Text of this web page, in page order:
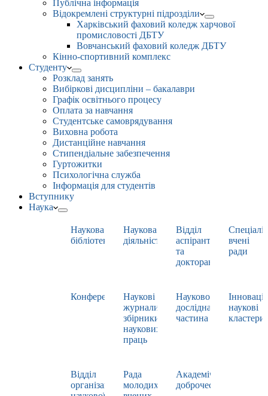
Публічна інформація
Відокремлені структурні підрозділи
Харківський фаховий коледж харчової
промисловості ДБТУ
Вовчанський фаховий коледж ДБТУ
Кінно-спортивний комплекс
Студенту
Розклад занять
Вибіркові дисципліни – бакалаври
Графік освітнього процесу
Оплата за навчання
Студентське самоврядування
Виховна робота
Дистанційне навчання
Стипендіальне забезпечення
Гуртожитки
Психологічна служба
Інформація для студентів
Вступнику
Наука
Наукова
бібліотека
Наукова
діяльність
Відділ
аспірантури
та
докторантури
вчені
ради
Конференції
Наукові
журнали,
збірники
наукових
праць
Науково-
дослідна
частина
наукові
кластери
Відділ
організації
Рада
молодих
Академічна
доброчесність